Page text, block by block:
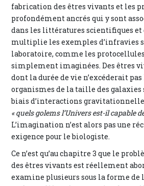
fabrication des êtres vivants et les
profondément ancrés qui y sont
dans les littératures scientifiques
multiplie les exemples d’infravies
laboratoire, comme les
simplement imaginées. Des êtres
dont la durée de vie n’excéderait pas
organismes de la taille des galaxies
biais d’interactions
« quels golems l’Univers est-il capable
L’imagination n’est alors pas une
exigence pour le biologiste.
Ce n’est qu’au chapitre 3 que le
des êtres vivants est réellement
examine plusieurs sous la forme de